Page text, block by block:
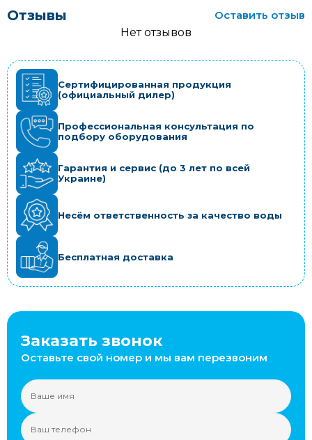
Отзывы
Оставить отзыв
Нет отзывов
Сертифицированная продукция
(официальный дилер)
Профессиональная консультация по
подбору оборудования
Гарантия и сервис (до 3 лет по всей
Украине)
Несём ответственность за качество воды
Бесплатная доставка
Заказать звонок
Оставьте свой номер и мы вам перезвоним